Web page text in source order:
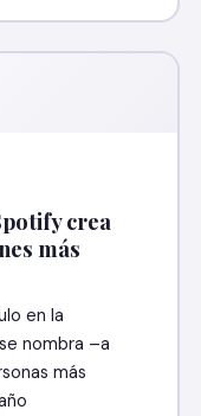
crea
más
en la
nombra –a
más